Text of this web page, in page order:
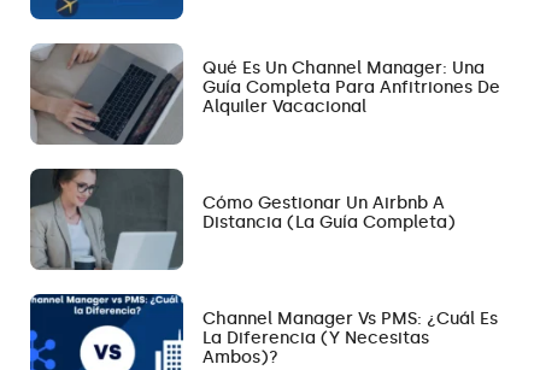
Qué Es Un Channel Manager: Una
Guía Completa Para Anfitriones De
Alquiler Vacacional
Cómo Gestionar Un Airbnb A
Distancia (la Guía Completa)
Channel Manager Vs PMS: ¿Cuál Es
La Diferencia (y Necesitas
Ambos)?